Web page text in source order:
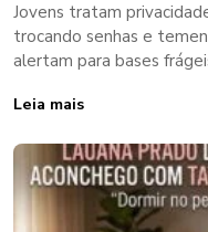
Jovens tratam
trocando senhas e
alertam para bases
Leia mais